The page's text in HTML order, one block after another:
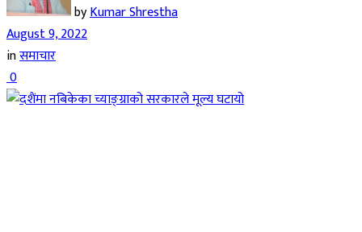
byKumar Shrestha
August 9, 2022
inसमाचार
0